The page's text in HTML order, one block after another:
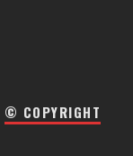
© COPYRIGHT